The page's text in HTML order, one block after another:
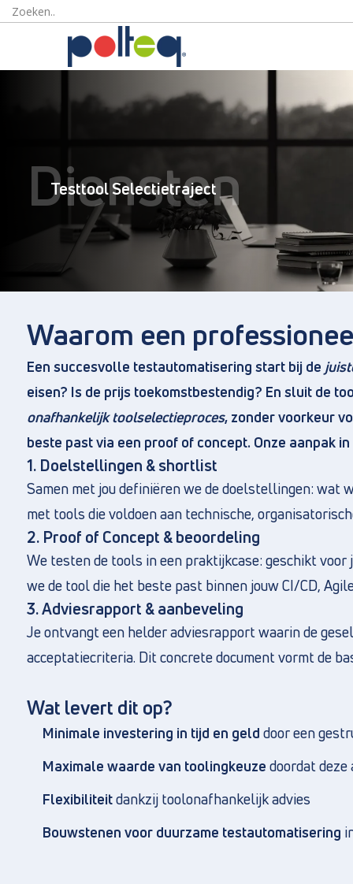
Direct naar
Over ons
Vacatures
Privacy en cookies
Algemene voorwaarden
Testtool Selectietraject
Diensten
Waarom een
Een succesvolle testautomatisering start bij de
eisen? Is de prijs toekomstbestendig? En sluit de
onafhankelijk toolselectieproces, zonder voorkeur
beste past via een proof of concept. Onze aanpak
1. Doelstellingen & shortlist
Samen met jou definiëren we de doelstellingen: wat
met tools die voldoen aan technische,
2. Proof of Concept & beoordeling
We testen de tools in een praktijkcase: geschikt
we de tool die het beste past binnen jouw CI/CD,
3. Adviesrapport & aanbeveling
Je ontvangt een helder adviesrapport waarin de
acceptatiecriteria. Dit concrete document vormt de
Wat levert dit op?
Minimale investering in tijd en geld door een
Maximale waarde van toolingkeuze doordat
Flexibiliteitdankzij toolonafhankelijk advies
Bouwstenen voor duurzame testautomatisering